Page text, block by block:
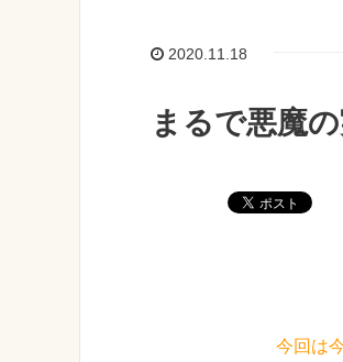
2020.11.18
まるで悪魔
今回は